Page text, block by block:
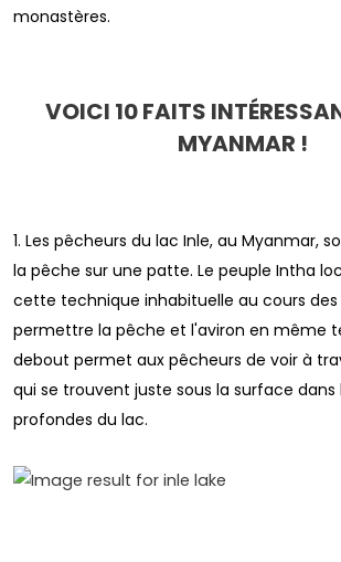
monastères.
VOICI 10 FAITS
MYANMAR !
1. Les pêcheurs du lac Inle, au Myanmar,
la pêche sur une patte. Le peuple Intha
cette technique inhabituelle au cours des
permettre la pêche et l'aviron en même
debout permet aux pêcheurs de voir à
qui se trouvent juste sous la surface dans
profondes du lac.